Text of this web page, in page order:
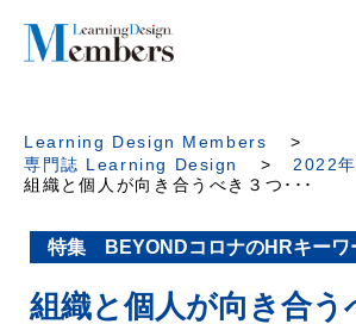
Learning Design Members
専門誌 Learning Design
2022
組織と個人が向き合うべき３つ･･･
特集 BEYONDコロナのHRキーワ
組織と個人が向き合う